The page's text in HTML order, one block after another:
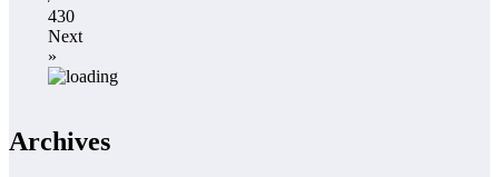
430
Next
»
Archives